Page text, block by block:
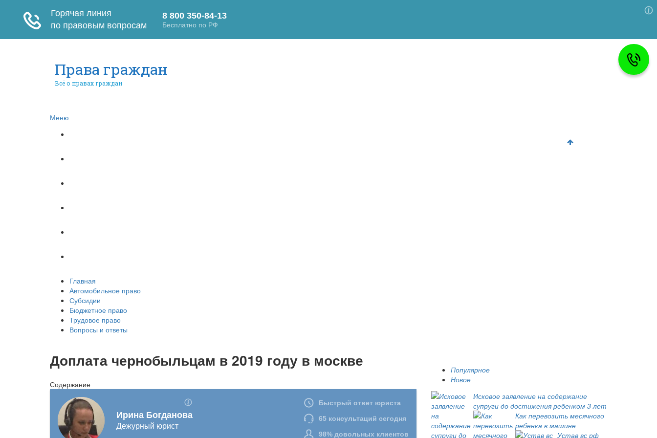
Права граждан
Всё о правах граждан
Меню
Главная
Автомобильное право
Субсидии
Бюджетное право
Трудовое право
Вопросы и ответы
Доплата чернобыльцам в 2019 году в москве
Содержание
Популярное
Новое
Исковое заявление на содержание
супруги до достижения ребенком 3 лет
Как перевозить месячного
ребенка в машине
Устав вс рф